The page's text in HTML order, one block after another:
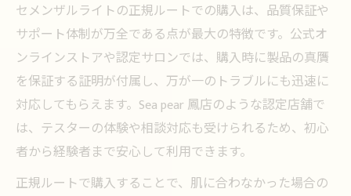
セメンザルライトの正規ルートでの購入は、品質保証や
サポート体制が万全である点が最大の特徴です。公式オ
ンラインストアや認定サロンでは、購入時に製品の真贋
を保証する証明が付属し、万が一のトラブルにも迅速に
対応してもらえます。Sea pear 鳳店のような認定店舗で
は、テスターの体験や相談対応も受けられるため、初心
者から経験者まで安心して利用できます。
正規ルートで購入することで、肌に合わなかった場合の